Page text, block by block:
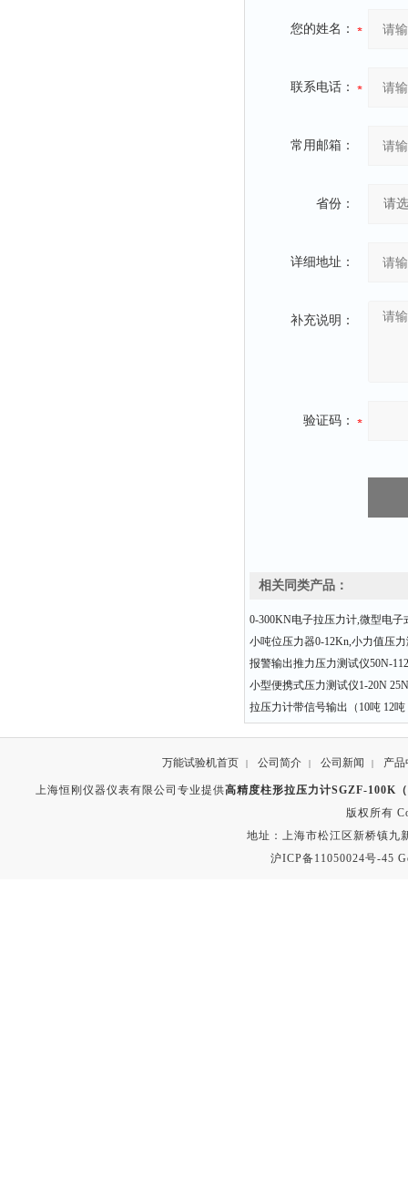
您的姓名：
联系电话：
常用邮箱：
省份：
详细地址：
补充说明：
验证码：
相关同类产品：
0-300KN电子拉压力计,微型电子
小吨位压力器0-12Kn,小力值压
报警输出推力压力测试仪50N-
小型便携式压力测试仪1-20N
拉压力计带信号输出（10吨 12吨
万能试验机首页 | 公司简介 | 公司新闻 | 产品
上海恒刚仪器仪表有限公司专业提供高精度柱形拉压力计SGZF-100K
版权所有
地址：上海市松江区新桥镇九
沪ICP备11050024号-45